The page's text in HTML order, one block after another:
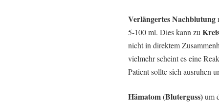
Verlängertes Nachblutung
5-100 ml. Dies kann zu
nicht in direktem
vielmehr scheint es eine
Patient sollte sich ausruhen
Hämatom (Bluterguss)um